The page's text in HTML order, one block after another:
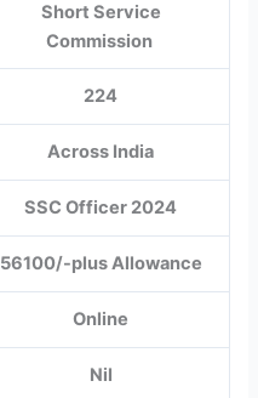
Short Service
Commission
224
Across India
SSC Officer 2024
56100/-plus Allowance
Online
Nil